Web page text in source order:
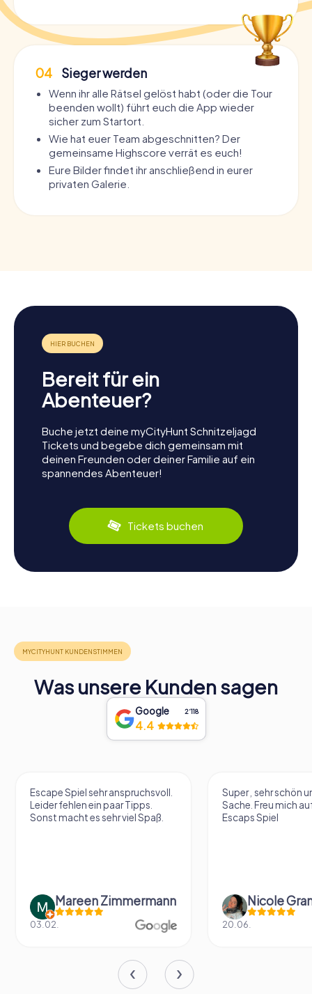
04 Sieger werden
Wenn ihr alle Rätsel gelöst habt (oder die Tour
beenden wollt) führt euch die App wieder
sicher zum Startort.
Wie hat euer Team abgeschnitten? Der
gemeinsame Highscore verrät es euch!
Eure Bilder findet ihr anschließend in eurer
privaten Galerie.
Bereit für ein
Abenteuer?
Buche jetzt deine myCityHunt Schnitzeljagd
Tickets und begebe dich gemeinsam mit
deinen Freunden oder deiner Familie auf ein
spannendes Abenteuer!
Tickets buchen
Was unsere Kunden sagen
Google 2‘118
4.4
Escape Spiel sehr anspruchsvoll.
Leider fehlen ein paar Tipps.
Sonst macht es sehr viel Spaß.
Mareen Zimmermann
03.02.
Super , sehr schön
Sache. Freu mich
Escaps Spiel
Nicole
20.06.